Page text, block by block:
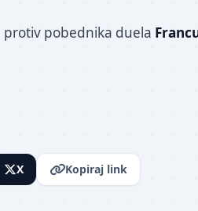
protiv pobednika duela
X Kopiraj link